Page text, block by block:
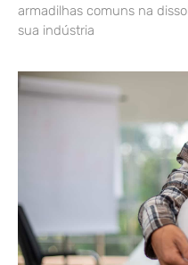
armadilhas comuns na
sua indústria